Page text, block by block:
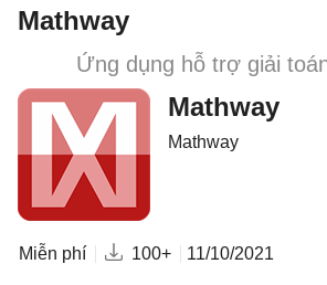
Mathway
Ứng dụng hỗ trợ giải
Mathway
Mathway
Miễn phí 100+ 11/10/2021